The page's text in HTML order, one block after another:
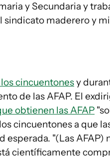
y Secundaria y
maderero y
cincuentonesy
de las AFAP. El
obtienen las AFAP
cincuentones a que
esperada. "(Las
científicamente